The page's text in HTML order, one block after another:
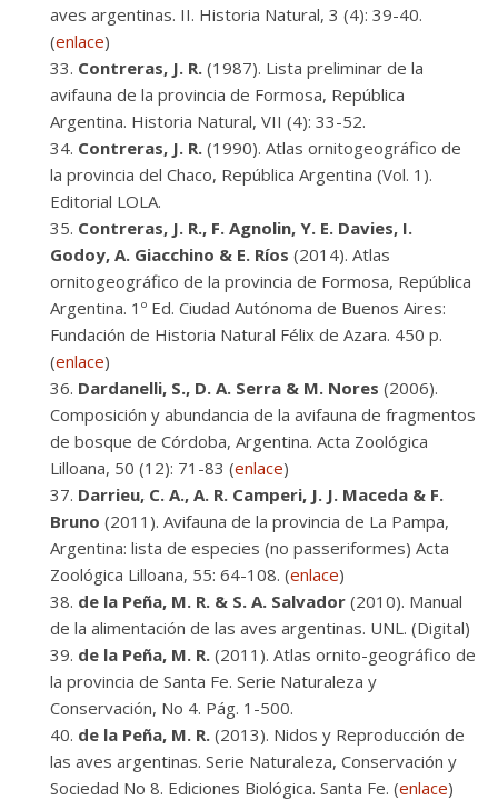
aves argentinas. II. Historia Natural, 3 (4): 39-40.
(enlace)
Contreras, J. R. (1987). Lista preliminar de la
avifauna de la provincia de Formosa, República
Argentina. Historia Natural, VII (4): 33-52.
Contreras, J. R. (1990). Atlas ornitogeográfico de
la provincia del Chaco, República Argentina (Vol. 1).
Editorial LOLA.
Contreras, J. R., F. Agnolin, Y. E. Davies, I.
Godoy, A. Giacchino & E. Ríos (2014). Atlas
ornitogeográfico de la provincia de Formosa, República
Argentina. 1º Ed. Ciudad Autónoma de Buenos Aires:
Fundación de Historia Natural Félix de Azara. 450 p.
(enlace)
Dardanelli, S., D. A. Serra & M. Nores (2006).
Composición y abundancia de la avifauna de fragmentos
de bosque de Córdoba, Argentina. Acta Zoológica
Lilloana, 50 (12): 71-83 (enlace)
Darrieu, C. A., A. R. Camperi, J. J. Maceda & F.
Bruno (2011). Avifauna de la provincia de La Pampa,
Argentina: lista de especies (no passeriformes) Acta
Zoológica Lilloana, 55: 64-108. (enlace)
de la Peña, M. R. & S. A. Salvador (2010). Manual
de la alimentación de las aves argentinas. UNL. (Digital)
de la Peña, M. R. (2011). Atlas ornito-geográfico de
la provincia de Santa Fe. Serie Naturaleza y
Conservación, No 4. Pág. 1-500.
de la Peña, M. R. (2013). Nidos y Reproducción de
las aves argentinas. Serie Naturaleza, Conservación y
Sociedad No 8. Ediciones Biológica. Santa Fe. (enlace)